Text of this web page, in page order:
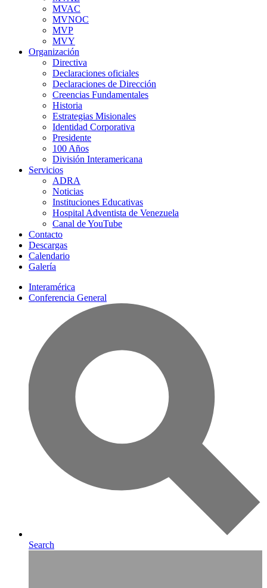
MVAC
MVNOC
MVP
MVY
Organización
Directiva
Declaraciones oficiales
Declaraciones de Dirección
Creencias Fundamentales
Historia
Estrategias Misionales
Identidad Corporativa
Presidente
100 Años
División Interamericana
Servicios
ADRA
Noticias
Instituciones Educativas
Hospital Adventista de Venezuela
Canal de YouTube
Contacto
Descargas
Calendario
Galería
Interamérica
Conferencia General
Search